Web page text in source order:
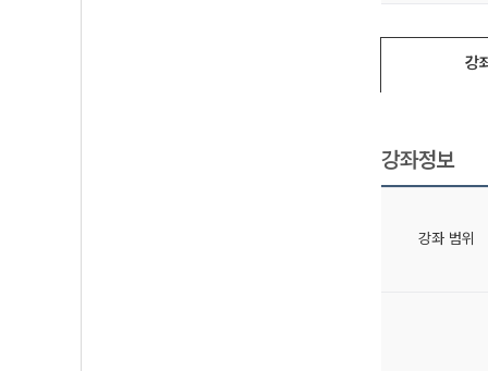
강
강좌정보
강좌 범위